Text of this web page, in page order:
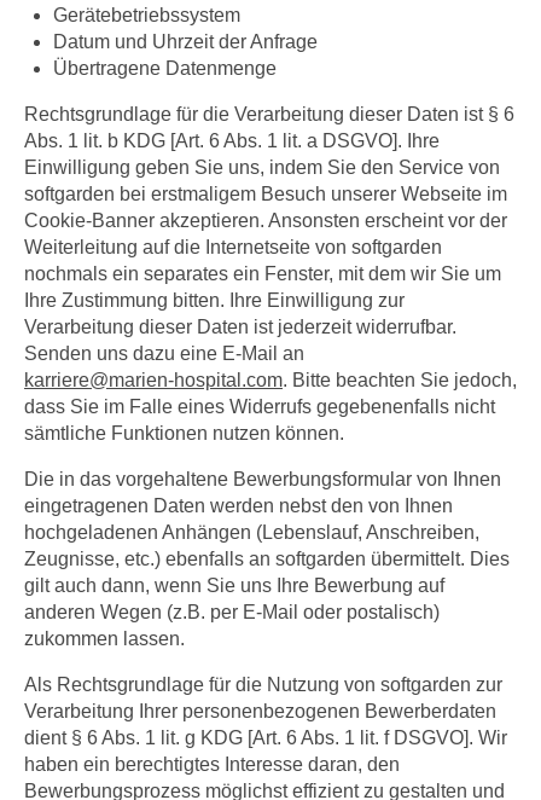
Gerätebetriebssystem
Datum und Uhrzeit der Anfrage
Übertragene Datenmenge
Rechtsgrundlage für die Verarbeitung dieser Daten ist § 6
Abs. 1 lit. b KDG [Art. 6 Abs. 1 lit. a DSGVO]. Ihre
Einwilligung geben Sie uns, indem Sie den Service von
softgarden bei erstmaligem Besuch unserer Webseite im
Cookie-Banner akzeptieren. Ansonsten erscheint vor der
Weiterleitung auf die Internetseite von softgarden
nochmals ein separates ein Fenster, mit dem wir Sie um
Ihre Zustimmung bitten. Ihre Einwilligung zur
Verarbeitung dieser Daten ist jederzeit widerrufbar.
Senden uns dazu eine E-Mail an
karriere@marien-hospital.com. Bitte beachten Sie jedoch,
dass Sie im Falle eines Widerrufs gegebenenfalls nicht
sämtliche Funktionen nutzen können.
Die in das vorgehaltene Bewerbungsformular von Ihnen
eingetragenen Daten werden nebst den von Ihnen
hochgeladenen Anhängen (Lebenslauf, Anschreiben,
Zeugnisse, etc.) ebenfalls an softgarden übermittelt. Dies
gilt auch dann, wenn Sie uns Ihre Bewerbung auf
anderen Wegen (z.B. per E-Mail oder postalisch)
zukommen lassen.
Als Rechtsgrundlage für die Nutzung von softgarden zur
Verarbeitung Ihrer personenbezogenen Bewerberdaten
dient § 6 Abs. 1 lit. g KDG [Art. 6 Abs. 1 lit. f DSGVO]. Wir
haben ein berechtigtes Interesse daran, den
Bewerbungsprozess möglichst effizient zu gestalten und